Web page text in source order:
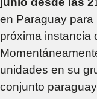
en Paraguay para
próxima instancia
unidades en su
conjunto